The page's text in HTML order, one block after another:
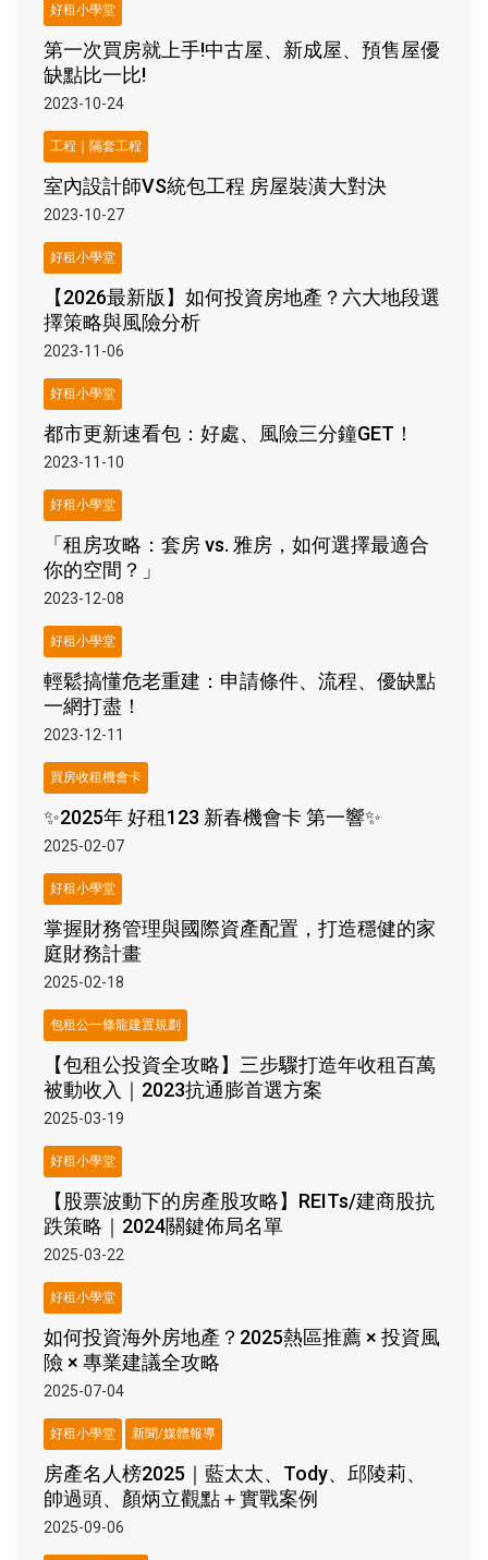
好租小學堂
第一次買房就上手!中古屋、新成屋、預售屋優
缺點比一比!
2023-10-24
工程｜隔套工程
室內設計師VS統包工程 房屋裝潢大對決
2023-10-27
好租小學堂
【2026最新版】如何投資房地產？六大地段選
擇策略與風險分析
2023-11-06
好租小學堂
都市更新速看包：好處、風險三分鐘GET！
2023-11-10
好租小學堂
「租房攻略：套房 vs. 雅房，如何選擇最適合
你的空間？」
2023-12-08
好租小學堂
輕鬆搞懂危老重建：申請條件、流程、優缺點
一網打盡！
2023-12-11
買房收租機會卡
✨2025年 好租123 新春機會卡 第一響✨
2025-02-07
好租小學堂
掌握財務管理與國際資產配置，打造穩健的家
庭財務計畫
2025-02-18
包租公一條龍建置規劃
【包租公投資全攻略】三步驟打造年收租百萬
被動收入｜2023抗通膨首選方案
2025-03-19
好租小學堂
【股票波動下的房產股攻略】REITs/建商股抗
跌策略｜2024關鍵佈局名單
2025-03-22
好租小學堂
如何投資海外房地產？2025熱區推薦 × 投資風
險 × 專業建議全攻略
2025-07-04
好租小學堂 新聞/媒體報導
房產名人榜2025｜藍太太、Tody、邱陵莉、
帥過頭、顏炳立觀點＋實戰案例
2025-09-06